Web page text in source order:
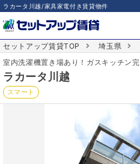
ラカータ川越/家具家電付き賃貸物件
セットアップ賃貸TOP 埼玉県
室内洗濯機置き場あり！ガスキッチン
ラカータ川越
スマート